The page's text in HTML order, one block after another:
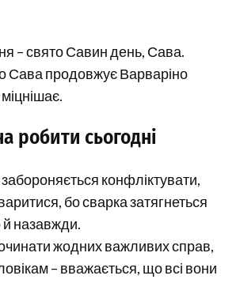
– свято Савин день, Сава.
Сава продовжує Варваріно
робити сьогодні
конфліктувати,
бо сварка затягнеться
й назавжди.
жодних важливих справ,
– вважається, що всі вони